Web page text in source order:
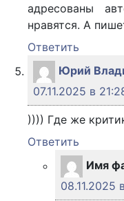
адресованы
нравятся. А
Ответить
Юрий
07.11.2025 в
)))) Где же
Ответить
Имя
08.11.2025